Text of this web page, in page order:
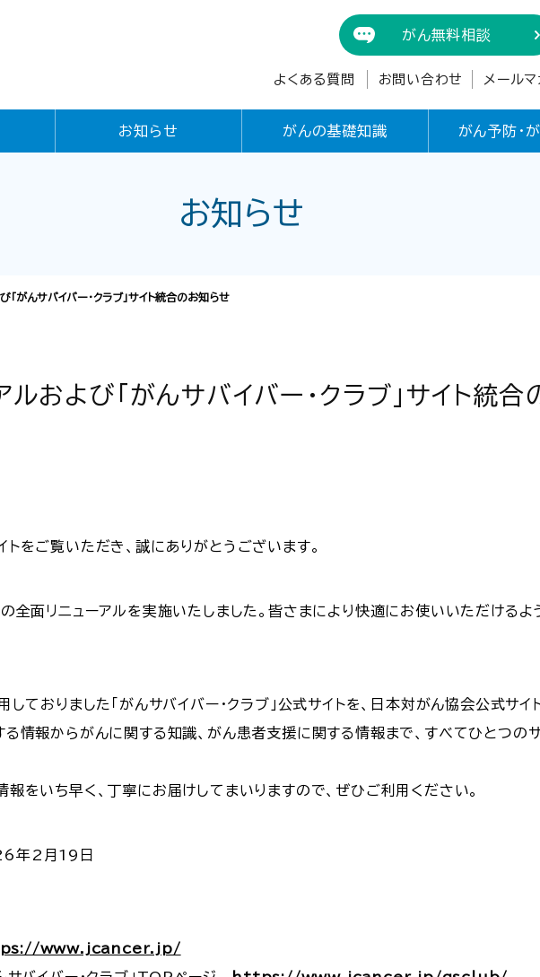
がん無料相談
よくある質問 お問い合わせ メール
お知らせ がんの基礎知識 がん予防・
お知らせ
「がんサバイバー・クラブ」サイト統合のお知らせ
ルおよび「がんサバイバー・クラブ」サイト統
をご覧いただき、誠にありがとうございます。
全面リニューアルを実施いたしました。皆さまにより快適にお使いいただけるよ
しておりました「がんサバイバー・クラブ」公式サイトを、日本対がん協会公式サイ
情報からがんに関する知識、がん患者支援に関する情報まで、すべてひとつの
をいち早く、丁寧にお届けしてまいりますので、ぜひご利用ください。
年2月19日
www.jcancer.jp/